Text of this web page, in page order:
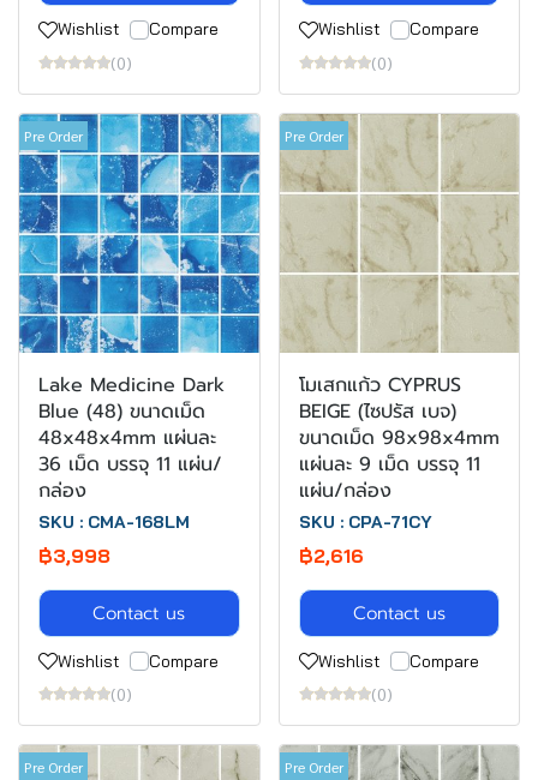
Wishlist
Compare
(0)
Wishlist
Compare
(0)
Pre Order
Lake Medicine Dark
Blue (48) ขนาดเม็ด
48x48x4mm แผ่นละ
36 เม็ด บรรจุ 11 แผ่น/
กล่อง
SKU : CMA-168LM
฿3,998
Contact us
Wishlist
Compare
(0)
Pre Order
โมเสกแก้ว CYPRUS
BEIGE (ไซปรัส เบจ)
ขนาดเม็ด 98x98x4mm
แผ่นละ 9 เม็ด บรรจุ 11
แผ่น/กล่อง
SKU : CPA-71CY
฿2,616
Contact us
Wishlist
Compare
(0)
Pre Order Pre Order